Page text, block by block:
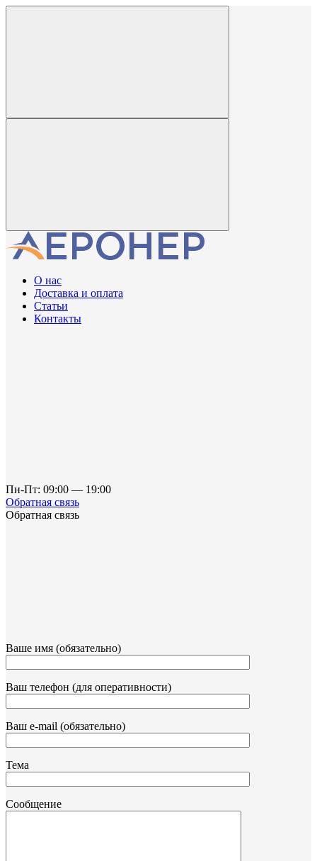
О нас
Доставка и оплата
Статьи
Контакты
Пн-Пт: 09:00 — 19:00
Обратная связь
Обратная связь
Ваше имя (обязательно)
Ваш телефон (для оперативности)
Ваш e-mail (обязательно)
Тема
Сообщение